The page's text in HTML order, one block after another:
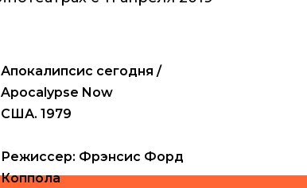
Апокалипсис сегодня /
Apocalypse Now
США. 1979
Режиссер: Фрэнсис Форд
Коппола